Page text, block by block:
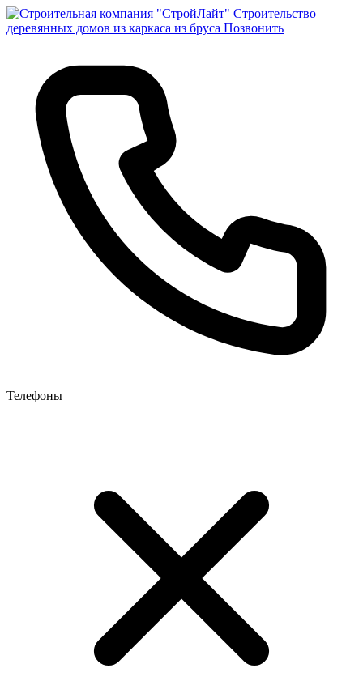
Строительство
деревянных домов из каркаса из бруса Позвонить
Телефоны